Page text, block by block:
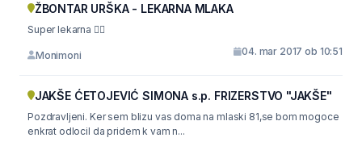
ŽBONTAR URŠKA - LEKARNA MLAKA
Super lekarna 👍🏼
Monimoni 04. mar 2017 ob 10:51
JAKŠE ĆETOJEVIĆ SIMONA s.p. FRIZERSTVO "JAKŠE"
Pozdravljeni. Ker sem blizu vas doma na mlaski 81,se bom mogoce
enkrat odlocil da pridem k vam n...